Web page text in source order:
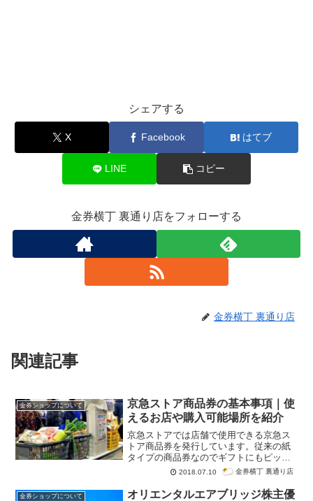
シェアする
X Facebook はてブ
LINE コピー
金券横丁 裏通り店をフォローする
金券横丁 裏通り店
関連記事
金券ショップについて
京急ストア商品券の基本事項｜使
えるお店や購入可能場所を紹介
京急ストアでは店舗で使用できる京急ス
トア商品券を発行しています。従来の紙
タイプの商品券なのでギフトにもピッタ
リ、日常の買い物からちょっとぜいたく
な買い物まで幅広い用途で使用できま
す。
2018.07.10 金券横丁 裏通り店
金券ショップについて
オリエンタルエアブリッジ株主優